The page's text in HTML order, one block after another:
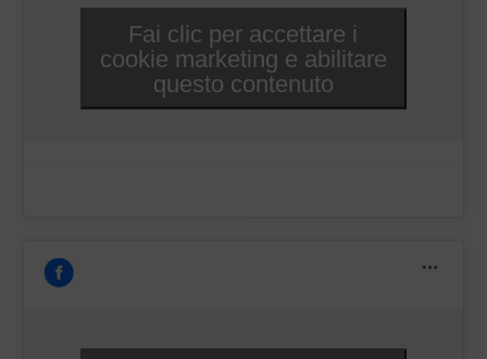
Fai clic per accettare i
cookie marketing e abilitare
questo contenuto